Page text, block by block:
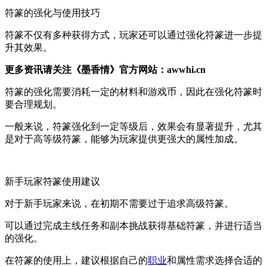
符篆的强化与使用技巧
符篆不仅有多种获得方式，玩家还可以通过强化符篆进一步提
升其效果。
更多资讯请关注《墨香情》官方网站：awwhi.cn
符篆的强化需要消耗一定的材料和游戏币，因此在强化符篆时
要合理规划。
一般来说，符篆强化到一定等级后，效果会有显著提升，尤其
是对于高等级符篆，能够为玩家提供更强大的属性加成。
新手玩家符篆使用建议
对于新手玩家来说，在初期不需要过于追求高级符篆。
可以通过完成主线任务和副本挑战获得基础符篆，并进行适当
的强化。
在符篆的使用上，建议根据自己的职业和属性需求选择合适的